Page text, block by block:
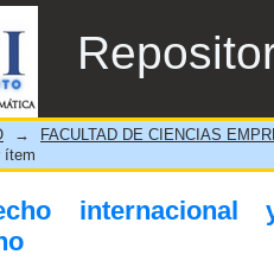
internacional y su
→ FACULTAD DE CIENCIAS
ítem